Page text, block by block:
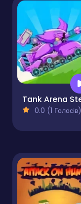
0.0 (1 Голосів)